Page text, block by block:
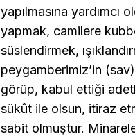
yapılmasına
yapmak, camilere
süslendirmek,
peygamberimiz’in
görüp, kabul ettiği
sükût ile olsun, itiraz
sabit olmuştur.